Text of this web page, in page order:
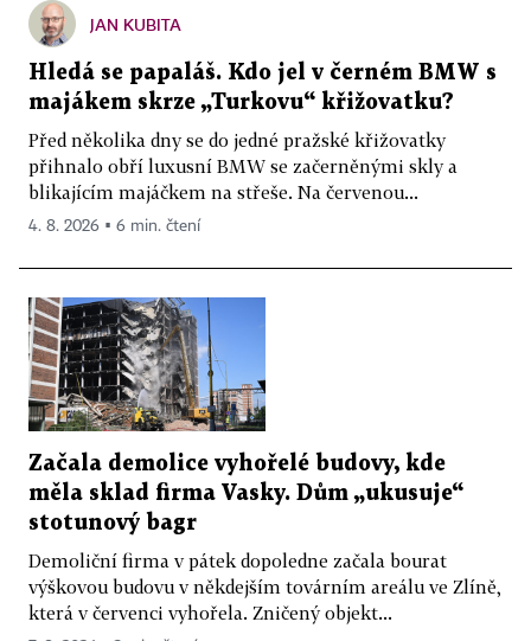
JAN KUBITA
Hledá se papaláš. Kdo jel v černém BMW s
majákem skrze „Turkovu“ křižovatku?
Před několika dny se do jedné pražské křižovatky
přihnalo obří luxusní BMW se začerněnými skly a
blikajícím majáčkem na střeše. Na červenou...
4. 8. 2026 ▪ 6 min. čtení
Začala demolice vyhořelé budovy, kde
měla sklad firma Vasky. Dům „ukusuje“
stotunový bagr
Demoliční firma v pátek dopoledne začala bourat
výškovou budovu v někdejším továrním areálu ve Zlíně,
která v červenci vyhořela. Zničený objekt...